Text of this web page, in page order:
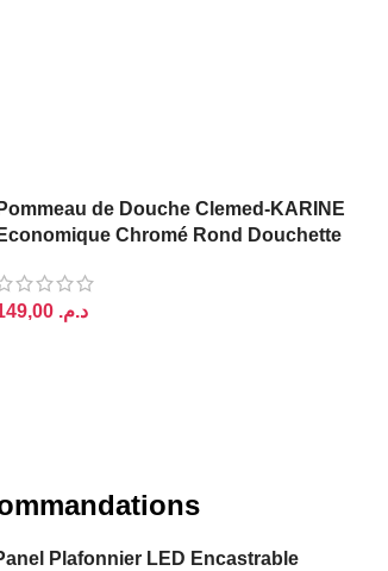
Pommeau de Douche Clemed-KARINE
Economique Chromé Rond Douchette
د.م.
Plafonnier LED Encastrable